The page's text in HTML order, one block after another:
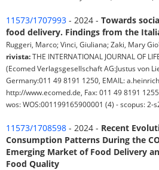
11573/1707993 - 2024 - Towards
food delivery. Findings from the
Ruggeri, Marco; Vinci, Giuliana; Zaki, Mary
rivista:THE INTERNATIONAL JOURNAL OF
(Ecomed Verlagsgesellschaft AG:Justus von
Germany:011 49 8191 1250, EMAIL:
http://www.ecomed.de, Fax: 011 49 8191
wos: WOS:001199165900001 (4) - scopus: 2-
11573/1708598 - 2024 - Recent
Consumption Patterns During the
Emerging Market of Food Delivery
Food Quality